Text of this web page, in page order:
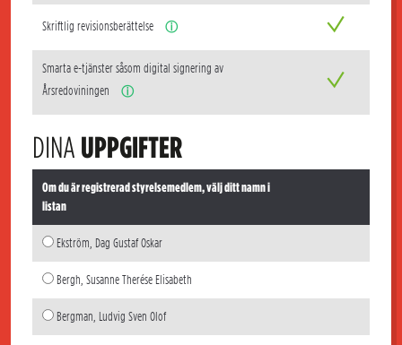
Skriftlig revisionsberättelse ⓘ
Smarta e-tjänster såsom digital signering av
Årsredoviningen
ⓘ
DINA UPPGIFTER
Om du är registrerad styrelsemedlem, välj ditt namn i
listan
Ekström, Dag Gustaf Oskar
Bergh, Susanne Therése Elisabeth
Bergman, Ludvig Sven Olof